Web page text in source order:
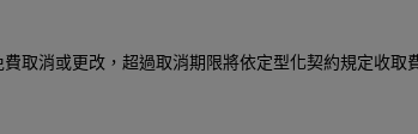
取消或更改，超過取消期限將依定型化契約規定收取